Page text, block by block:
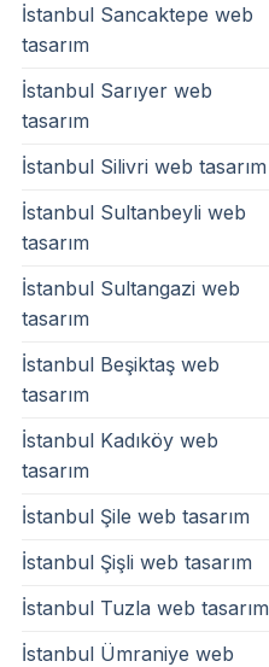
İstanbul Sancaktepe web
tasarım
İstanbul Sarıyer web
tasarım
İstanbul Silivri web tasarım
İstanbul Sultanbeyli web
tasarım
İstanbul Sultangazi web
tasarım
İstanbul Beşiktaş web
tasarım
İstanbul Kadıköy web
tasarım
İstanbul Şile web tasarım
İstanbul Şişli web tasarım
İstanbul Tuzla web tasarım
İstanbul Ümraniye web